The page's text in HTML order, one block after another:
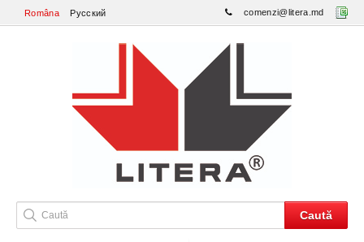
Româna Русский comenzi@litera.md
Caută